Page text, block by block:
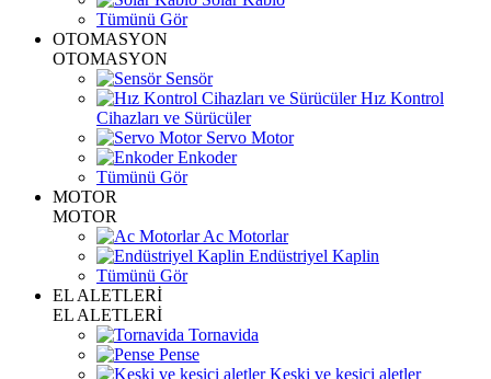
Tümünü Gör
OTOMASYON
OTOMASYON
Sensör
Hız Kontrol
Cihazları ve Sürücüler
Servo Motor
Enkoder
Tümünü Gör
MOTOR
MOTOR
Ac Motorlar
Endüstriyel Kaplin
Tümünü Gör
EL ALETLERİ
EL ALETLERİ
Tornavida
Pense
Keski ve kesici aletler